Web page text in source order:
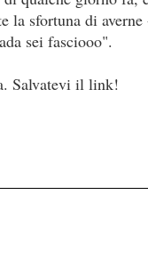
la sfortuna di averne
sei fasciooo".
Salvatevi il link!